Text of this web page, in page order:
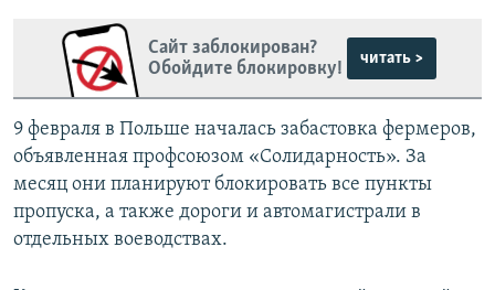
Сайт заблокирован?
Обойдите блокировку!
читать >
9 февраля в Польше началась забастовка фермеров,
объявленная профсоюзом «Солидарность». За
месяц они планируют блокировать все пункты
пропуска, а также дороги и автомагистрали в
отдельных воеводствах.